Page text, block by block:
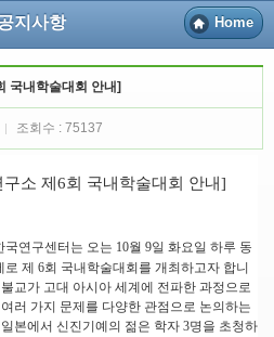
지사항 Home
국내학술대회 안내]
조회수 : 75137
소 제6회 국내학술대회 안내]
연구센터는 오는 10월 9일 화요일 하루 동
제 6회 국내학술대회를 개최하고자 합니
교가 고대 아시아 세계에 전파한 과정으로
러 가지 문제를 다양한 관점으로 논의하는
본에서 신진기예의 젊은 학자 3명을 초청하